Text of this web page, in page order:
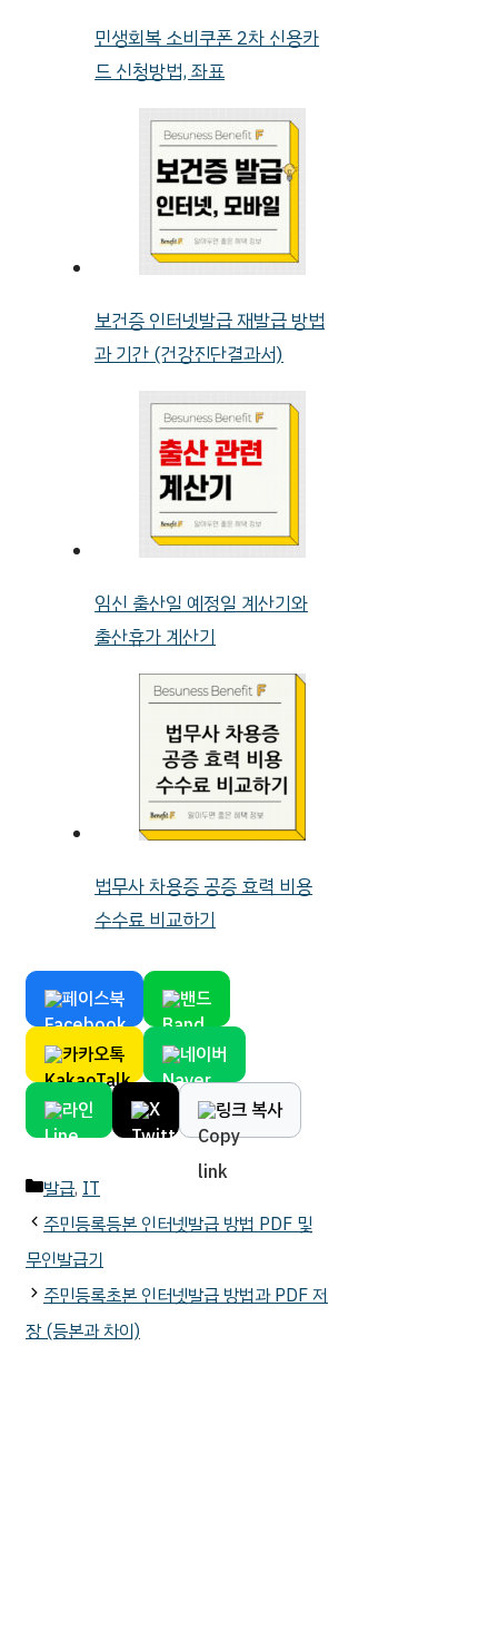
민생회복 소비쿠폰 2차 신용카
드 신청방법, 좌표
보건증 인터넷발급 재발급 방법
과 기간 (건강진단결과서)
임신 출산일 예정일 계산기와
출산휴가 계산기
법무사 차용증 공증 효력 비용
수수료 비교하기
페이스북 밴드
카카오톡 네이버
라인 X 링크 복사
카
테
고
리
발급, IT
주민등록등본 인터넷발급 방법 PDF 및
무인발급기
주민등록초본 인터넷발급 방법과 PDF 저
장 (등본과 차이)